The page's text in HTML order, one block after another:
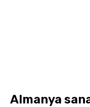
Almanya